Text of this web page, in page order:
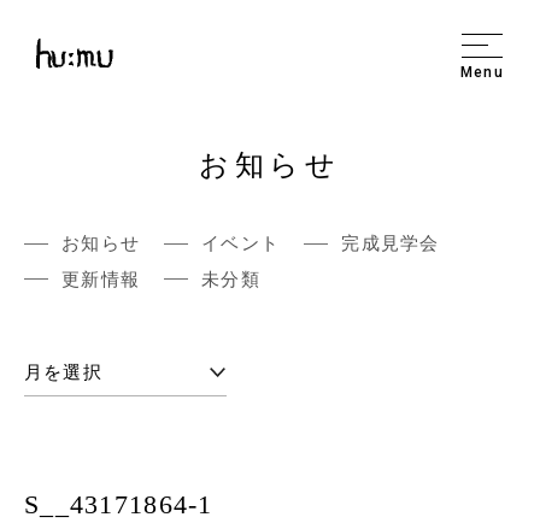
Menu
お知らせ
お知らせ イベント
完成見学会
更新情報
未分類
S__43171864-1